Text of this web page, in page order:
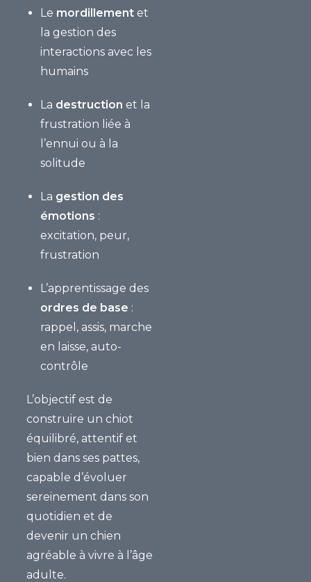
Le mordillement et
la gestion des
interactions avec les
humains
La destruction et la
frustration liée à
l’ennui ou à la
solitude
La gestion des
émotions :
excitation, peur,
frustration
L’apprentissage des
ordres de base :
rappel, assis, marche
en laisse, auto-
contrôle
L’objectif est de
construire un chiot
équilibré, attentif et
bien dans ses pattes,
capable d’évoluer
sereinement dans son
quotidien et de
devenir un chien
agréable à vivre à l’âge
adulte.